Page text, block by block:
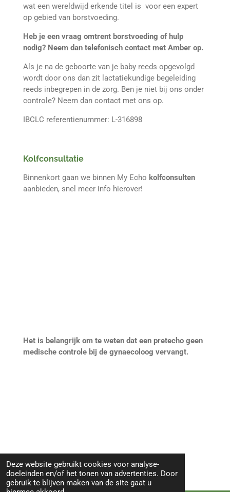
Deze website gebruikt cookies voor analyse-
doeleinden en/of het tonen van advertenties. Door
gebruik te blijven maken van de site gaat u
wat een wereldwijd erkende titel is voor een expert
op gebied van borstvoeding.
Heb je een vraag omtrent borstvoeding of hulp
nodig? Neem dan telefonisch contact met Amber op.
Als je na de geboorte van je baby reeds opgevolgd
wordt door ons dan zit lactatiekundige begeleiding
reeds inbegrepen in de zorg. Ben je niet bij ons onder
controle? Neem dan contact met ons op.
IBCLC referentienummer: L-316898
Kolfconsultatie
Binnenkort gaan we binnen My Echo kolfconsulten
aanbieden, snel meer info hierover!
Het is belangrijk om te weten dat een pretecho geen
medische controle bij de gynaecoloog vervangt.